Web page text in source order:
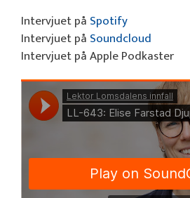
Intervjuet på Spotify
Intervjuet på Soundcloud
Intervjuet på Apple Podkaster